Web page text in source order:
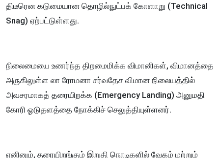
திடீரென கடுமையான தொழில்நுட்பக் கோளாறு (Technical
Snag) ஏற்பட்டுள்ளது.
நிலைமையை உணர்ந்த திறமைமிக்க விமானிகள், விமானத்தை
அருகிலுள்ள லா ரோமனா சர்வதேச விமான நிலையத்தில்
அவசரமாகத் தரையிறக்க (Emergency Landing) அனுமதி
கோரி ஓடுதளத்தை நோக்கிச் செலுத்தியுள்ளனர்.
எனினும், தரையிறங்கும் இறுதி நொடிகளில் வேகம் மற்றும்